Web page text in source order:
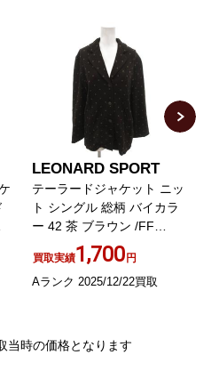
LEONARD SPORT
テーラードジャケット ニッ
ト シングル 総柄 バイカラ
ー 42 茶 ブラウン /FF
買取実績1,700円
Aランク 2025/12/22買取
当時の価格となります